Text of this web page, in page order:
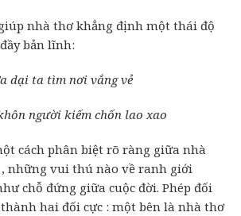
nhà thơ khẳng định một thái độ
bản lĩnh:
dại ta tìm nơi vắng vẻ
người kiếm chốn lao xao
cách phân biệt rõ ràng giữa nhà
những vui thú nào về ranh giới
chỗ đứng giữa cuộc đời. Phép đối
hai đối cực : một bên là nhà thơ